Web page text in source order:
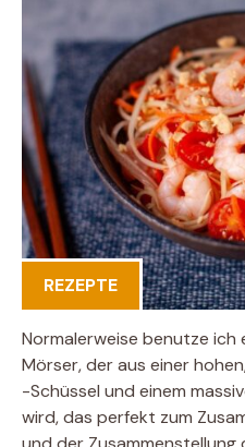
REZEPTE
Normalerweise benutze ich
Mörser, der aus einer
-Schüssel und einem
wird, das perfekt zum